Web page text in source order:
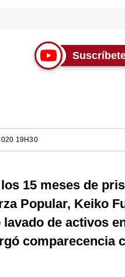
19H30
15 meses de
Popular, Keiko
de activos
comparecencia